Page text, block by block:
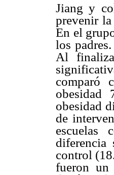
Jiang y
prevenir la
En el
los
Al
comparó
obesidad
obesidad
de
escuelas
control
fueron